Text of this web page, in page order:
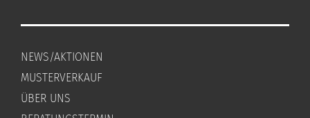
NEWS/AKTIONEN
MUSTERVERKAUF
ÜBER UNS